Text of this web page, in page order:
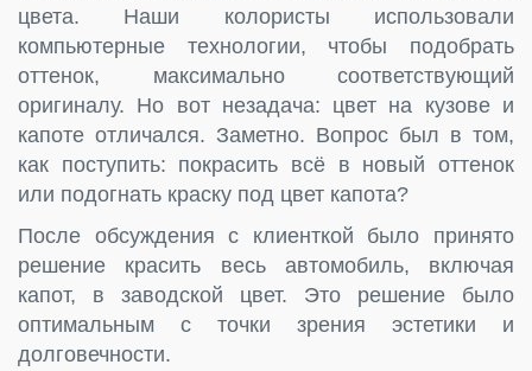
цвета. Наши колористы использовали
компьютерные технологии, чтобы подобрать
оттенок, максимально соответствующий
оригиналу. Но вот незадача: цвет на кузове и
капоте отличался. Заметно. Вопрос был в том,
как поступить: покрасить всё в новый оттенок
или подогнать краску под цвет капота?
После обсуждения с клиенткой было принято
решение красить весь автомобиль, включая
капот, в заводской цвет. Это решение было
оптимальным с точки зрения эстетики и
долговечности.